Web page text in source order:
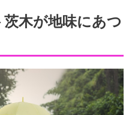
木が地味にあつ